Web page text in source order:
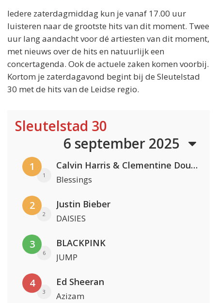
Iedere zaterdagmiddag kun je vanaf 17.00 uur
luisteren naar de grootste hits van dit moment. Twee
uur lang aandacht voor dé artiesten van dit moment,
met nieuws over de hits en natuurlijk een
concertagenda. Ook de actuele zaken komen voorbij.
Kortom je zaterdagavond begint bij de Sleutelstad
30 met de hits van de Leidse regio.
Sleutelstad 30
6 september 2025
1
1
Calvin Harris & Clementine Douglas
Blessings
2
2
Justin Bieber
DAISIES
3
6
BLACKPINK
JUMP
4
3
Ed Sheeran
Azizam